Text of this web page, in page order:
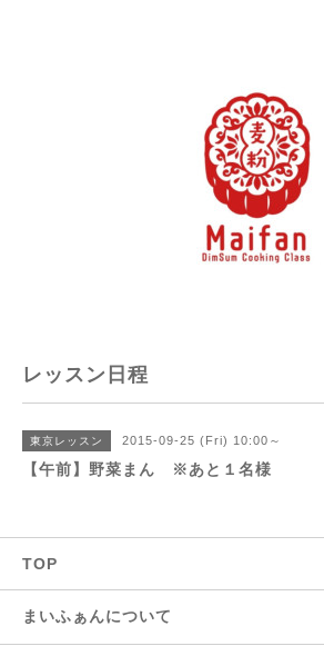
レッスン日程
東京レッスン 2015-09-25 (Fri) 10:00～
【午前】野菜まん ※あと１名様
TOP
まいふぁんについて